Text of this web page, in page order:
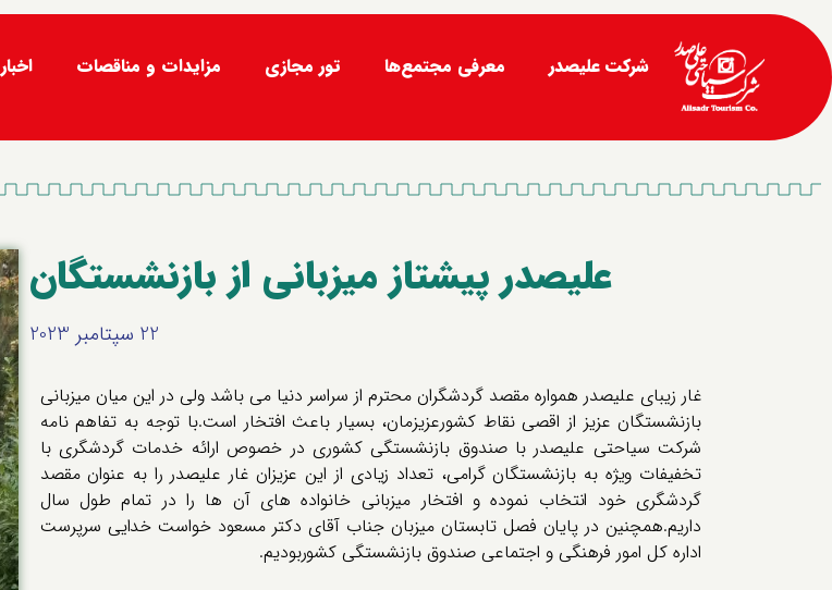
شرکت علیصدر معرفی مجتمع‌ها تور مجازی مزایدات و مناقصات اخبار
علیصدر پیشتاز میزبانی از بازنشستگان
22 سپتامبر 2023
غار زیبای علیصدر همواره مقصد گردشگران محترم از سراسر دنیا می باشد ولی در این میان میزبانی
بازنشستگان عزیز از اقصی نقاط کشورعزیزمان، بسیار باعث افتخار است.با توجه به تفاهم نامه
شرکت سیاحتی علیصدر با صندوق بازنشستگی کشوری در خصوص ارائه خدمات گردشگری با
تخفیفات ویژه به بازنشستگان گرامی، تعداد زیادی از این عزیزان غار علیصدر را به عنوان مقصد
گردشگری خود انتخاب نموده و افتخار میزبانی خانواده های آن ها را در تمام طول سال
داریم.همچنین در پایان فصل تابستان میزبان جناب آقای دکتر مسعود خواست خدایی سرپرست
اداره کل امور فرهنگی و اجتماعی صندوق بازنشستگی کشوربودیم.